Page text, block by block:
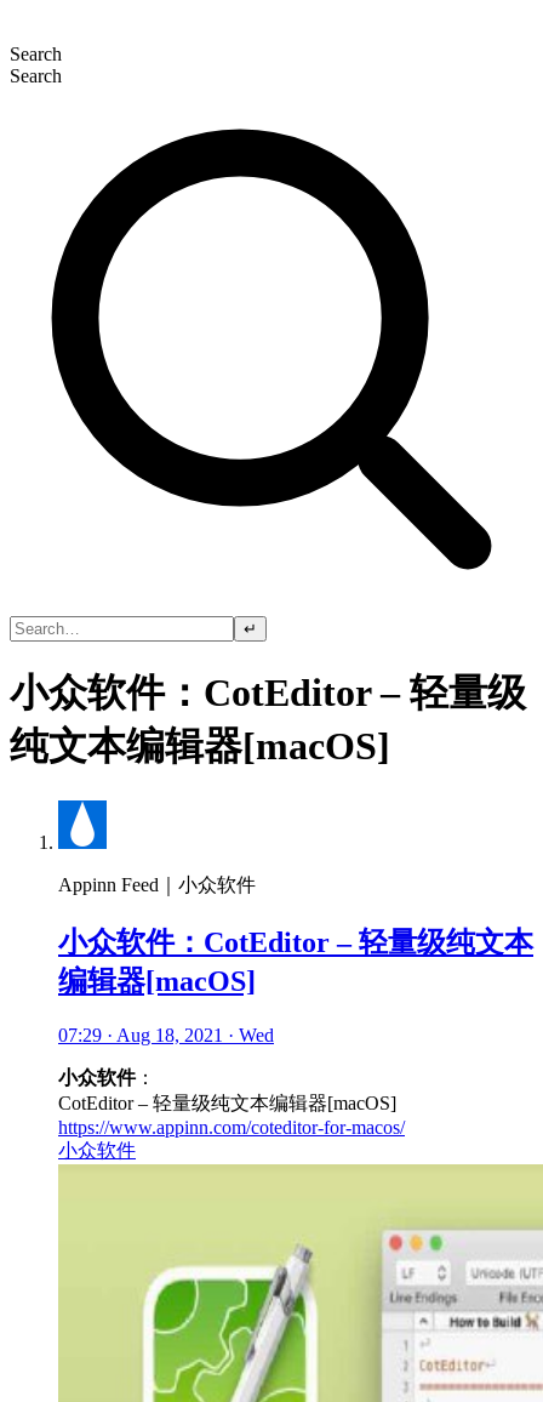
Search
Search
↵
小众软件：CotEditor – 轻量级
纯文本编辑器[macOS]
Appinn Feed｜小众软件
小众软件：CotEditor – 轻量级纯文本
编辑器[macOS]
07:29 · Aug 18, 2021 · Wed
小众软件：
CotEditor – 轻量级纯文本编辑器[macOS]
https://www.appinn.com/coteditor-for-macos/
小众软件